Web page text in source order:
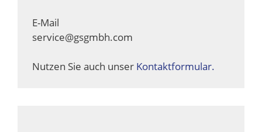
E-Mail
service@gsgmbh.com
Nutzen Sie auch unser Kontaktformular.